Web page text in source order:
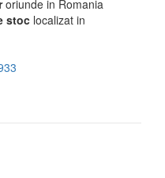
oriunde in Romania
stoc localizat in